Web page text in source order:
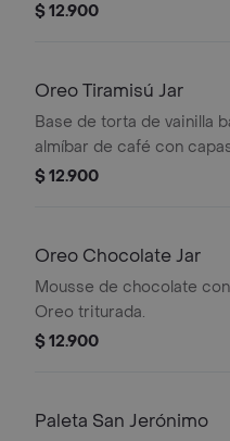
$ 12.900
Oreo Tiramisú Jar
Base de torta de vainilla
almíbar de café con
de tiramisú y Oreo.
$ 12.900
Oreo Chocolate Jar
Mousse de chocolate
Oreo triturada.
$ 12.900
Paleta San Jerónimo